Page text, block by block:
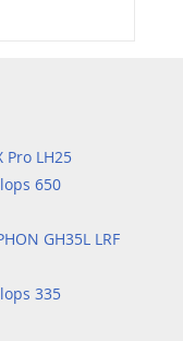
Pro LH25
650
GH35L LRF
335